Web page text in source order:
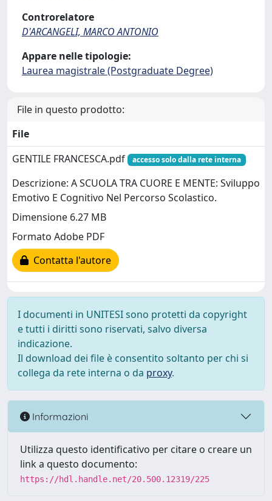
Controrelatore
D'ARCANGELI, MARCO ANTONIO
Appare nelle tipologie:
Laurea magistrale (Postgraduate Degree)
File in questo prodotto:
File
GENTILE FRANCESCA.pdf
accesso solo dalla rete interna
Descrizione: A SCUOLA TRA CUORE E MENTE: Sviluppo
Emotivo E Cognitivo Nel Percorso Scolastico.
Dimensione 6.27 MB
Formato Adobe PDF
Contatta l'autore
I documenti in UNITESI sono protetti da copyright
e tutti i diritti sono riservati, salvo diversa
indicazione.
Il download dei file è consentito soltanto per chi si
collega da rete interna o da proxy.
Informazioni
Utilizza questo identificativo per citare o creare un
link a questo documento:
https://hdl.handle.net/20.500.12319/225